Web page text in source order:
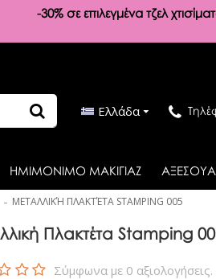
-30% σε επιλεγμένα τζελ
Ελλάδα
ΗΜΙΜΟΝΙΜΟ ΜΑΚΙΓΙΑΖ
ΜΕΤΑΛΛΙΚΉ ΠΛΑΚΤΈΤΑ STAMPING 005
Πλακτέτα Stamping
Σύμφωνα με 0 αξιολογήσεις.